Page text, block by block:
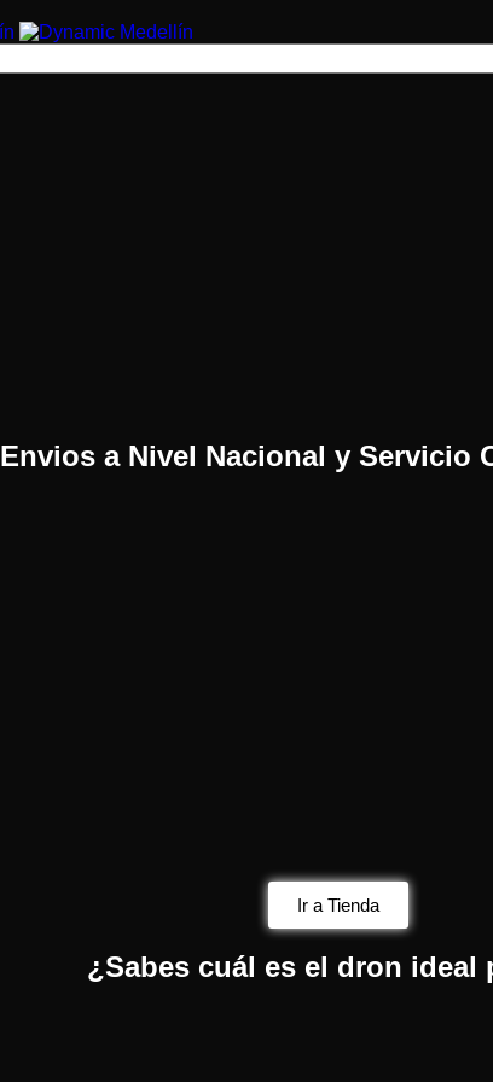
Envios a Nivel Nacional y Servicio
Ir a Tienda
¿Sabes cuál es el dron ideal